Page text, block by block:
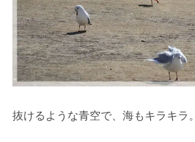
抜けるような青空で、海もキラキラ。